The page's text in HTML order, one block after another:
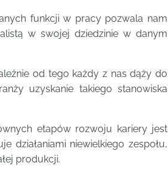
funkcji w pracy pozwala nam
w swojej dziedzinie w danym
od tego każdy z nas dąży do
uzyskanie takiego stanowiska
etapów rozwoju kariery jest
działaniami niewielkiego zespołu,
produkcji.